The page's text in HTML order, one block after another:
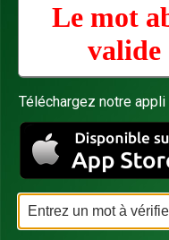
Le mot
valide
Téléchargez notre